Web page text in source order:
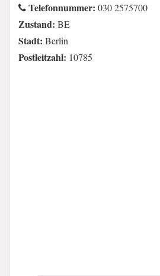
Telefonnummer: 030 2575700
Zustand: BE
Stadt: Berlin
Postleitzahl: 10785